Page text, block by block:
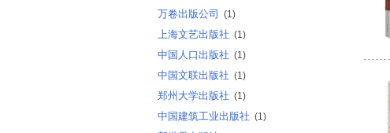
万卷出版公司 (1)
上海文艺出版社 (1)
中国人口出版社 (1)
中国文联出版社 (1)
郑州大学出版社 (1)
中国建筑工业出版社 (1)